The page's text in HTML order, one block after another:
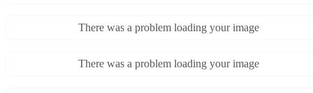
There was a problem loading your image
There was a problem loading your image